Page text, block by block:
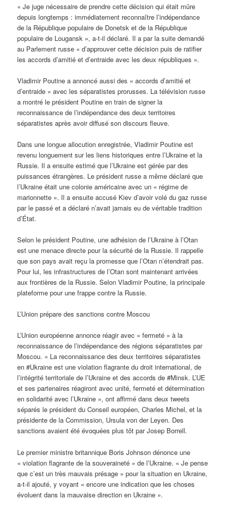
« Je juge nécessaire de prendre cette décision qui était mûre
depuis longtemps : immédiatement reconnaître l’indépendance
de la République populaire de Donetsk et de la République
populaire de Lougansk », a-t-il déclaré. Il a par la suite demandé
au Parlement russe « d’approuver cette décision puis de ratifier
les accords d’amitié et d’entraide avec les deux républiques ».
Vladimir Poutine a annoncé aussi des « accords d’amitié et
d’entraide » avec les séparatistes prorusses. La télévision russe
a montré le président Poutine en train de signer la
reconnaissance de l’indépendance des deux territoires
séparatistes après avoir diffusé son discours fleuve.
Dans une longue allocution enregistrée, Vladimir Poutine est
revenu longuement sur les liens historiques entre l’Ukraine et la
Russie. Il a ensuite estimé que l’Ukraine est gérée par des
puissances étrangères. Le président russe a même déclaré que
l’Ukraine était une colonie américaine avec un « régime de
marionnette ». Il a ensuite accusé Kiev d’avoir volé du gaz russe
par le passé et a déclaré n’avait jamais eu de véritable tradition
d’État.
Selon le président Poutine, une adhésion de l’Ukraine à l’Otan
est une menace directe pour la sécurité de la Russie. Il rappelle
que son pays avait reçu la promesse que l’Otan n’étendrait pas.
Pour lui, les infrastructures de l’Otan sont maintenant arrivées
aux frontières de la Russie. Selon Vladimir Poutine, la principale
plateforme pour une frappe contre la Russie.
L’Union prépare des sanctions contre Moscou
L’Union européenne annonce réagir avec « fermeté » à la
reconnaissance de l’indépendance des régions séparatistes par
Moscou. « La reconnaissance des deux territoires séparatistes
en #Ukraine est une violation flagrante du droit international, de
l’intégrité territoriale de l’Ukraine et des accords de #Minsk. L’UE
et ses partenaires réagiront avec unité, fermeté et détermination
en solidarité avec l’Ukraine », ont affirmé dans deux tweets
séparés le président du Conseil européen, Charles Michel, et la
présidente de la Commission, Ursula von der Leyen. Des
sanctions avaient été évoquées plus tôt par Josep Borrell.
Le premier ministre britannique Boris Johnson dénonce une
« violation flagrante de la souveraineté » de l’Ukraine. « Je pense
que c’est un très mauvais présage » pour la situation en Ukraine,
a-t-il ajouté, y voyant « encore une indication que les choses
évoluent dans la mauvaise direction en Ukraine ».